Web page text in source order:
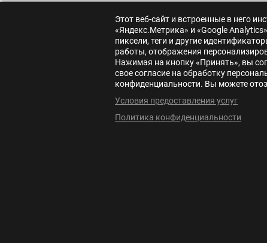
Этот веб-сайт и встроенные в него
«Яндекс.Метрика» и «Google
пиксели, теги и другие
работы, отображения
Нажимая на кнопку «Принять», вы
свое согласие на обработку
конфиденциальности. Вы можете
Условия предоставления услуг
Политика конфиденциальности